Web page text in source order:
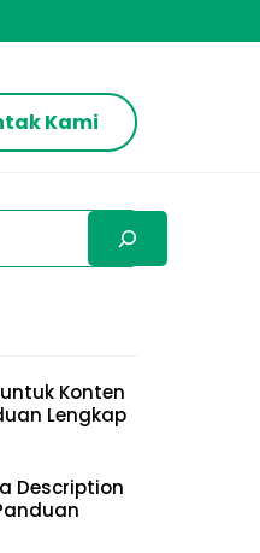
Kami
Konten
Lengkap
Description